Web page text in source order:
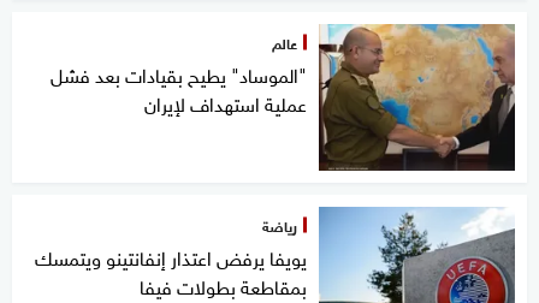
عالم
"الموساد" يطيح بقيادات بعد فشل
عملية استهداف لإيران
رياضة
يويفا يرفض اعتذار إنفانتينو ويتمسك
بمقاطعة بطولات فيفا